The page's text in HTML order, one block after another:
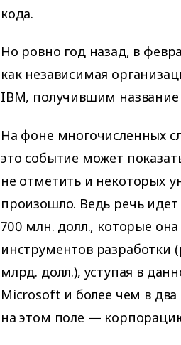
кода.
Но ровно год назад, в
как независимая
IBM, получившим название
На фоне многочисленных
это событие может
не отметить и некоторых
произошло. Ведь речь
700 млн. долл., которые
инструментов разработки
млрд. долл.), уступая в
Microsoft и более чем в два
на этом поле —